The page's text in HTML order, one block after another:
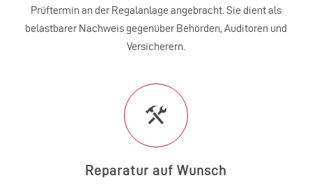
Prüftermin an der Regalanlage angebracht. Sie dient als
belastbarer Nachweis gegenüber Behörden, Auditoren und
Versicherern.
Reparatur auf Wunsch